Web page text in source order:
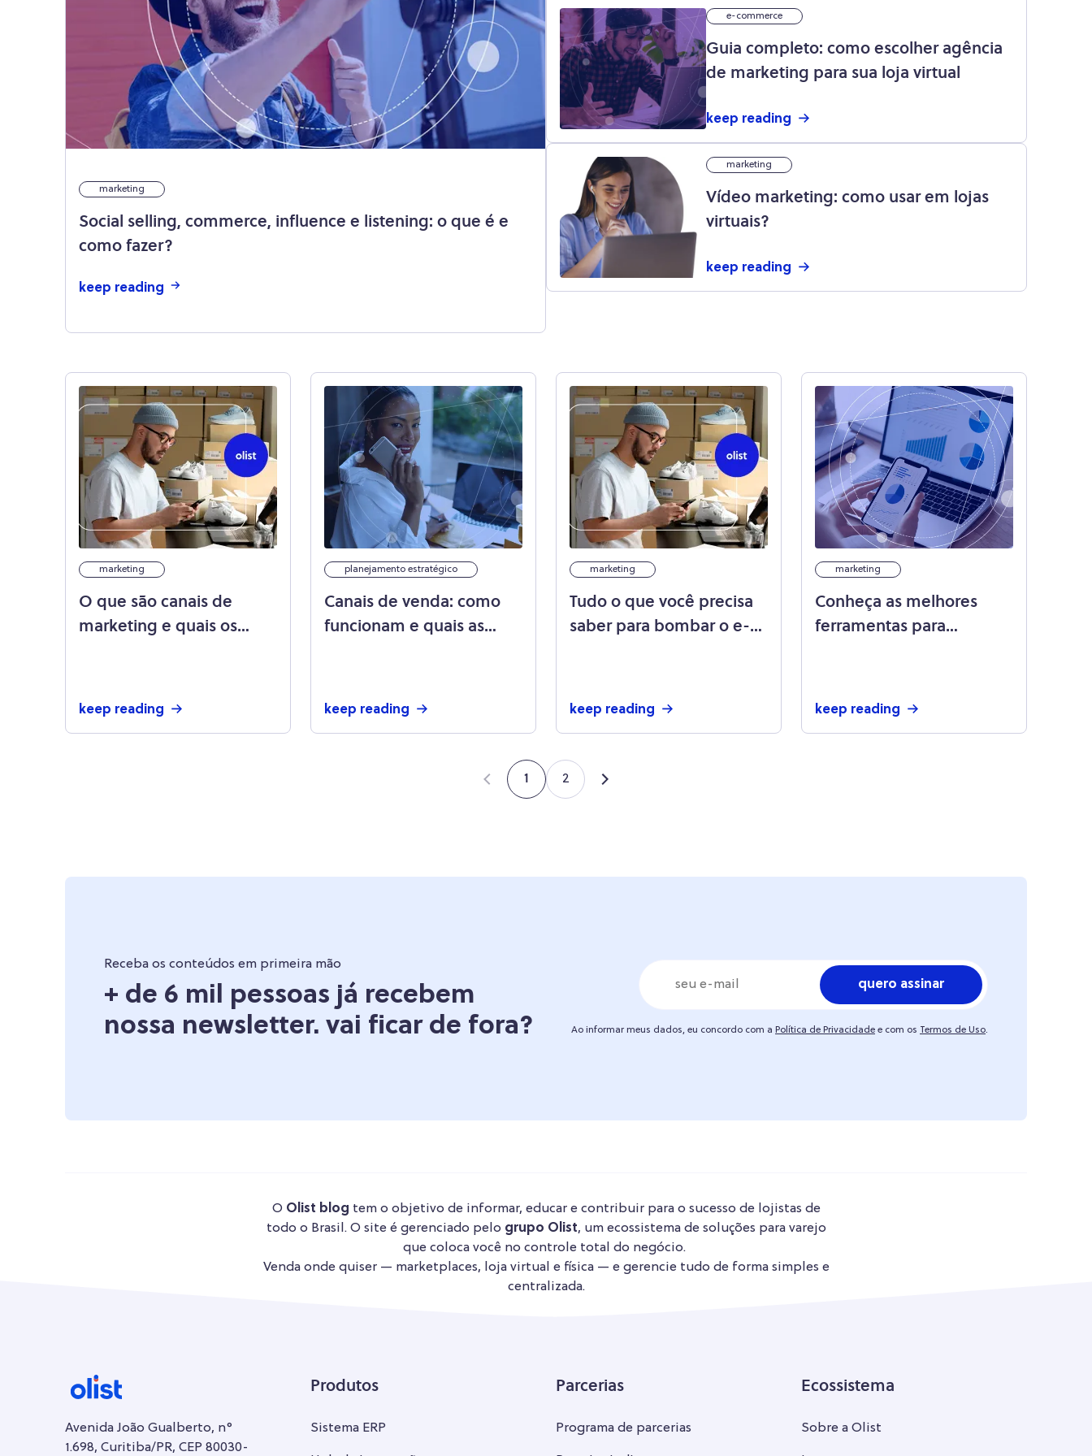
marketing
Social selling, commerce, influence e listening: o que é e
como fazer?
keep reading
e-commerce
Guia completo: como escolher agência
de marketing para sua loja virtual
keep reading
marketing
Vídeo marketing: como usar em lojas
virtuais?
keep reading
marketing
O que são canais de
marketing e quais os
keep reading
planejamento estratégico
Canais de venda: como
funcionam e quais as
keep reading
marketing
Tudo o que você precisa
saber para bombar o e-
keep reading
marketing
Conheça as melhores
ferramentas para
keep reading
1 2
Receba os conteúdos em primeira mão
+ de 6 mil pessoas já recebem
nossa newsletter. vai ficar de fora?
quero assinar
Ao informar meus dados, eu concordo com a Política de Privacidade e com os Termos de Uso.
O Olist blog tem o objetivo de informar, educar e contribuir para o sucesso de lojistas de
todo o Brasil. O site é gerenciado pelo grupo Olist, um ecossistema de soluções para varejo
que coloca você no controle total do negócio.
Venda onde quiser — marketplaces, loja virtual e física — e gerencie tudo de forma simples e
centralizada.
Avenida João Gualberto, n°
1.698, Curitiba/PR, CEP 80030-
Produtos
Sistema ERP
Parcerias
Programa de parcerias
Ecossistema
Sobre a Olist